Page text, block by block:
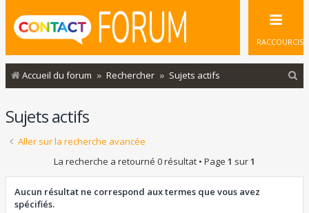
RACCOURCIS
Accueil du forum Rechercher Sujets actifs
Sujets actifs
Aller sur la recherche avancée
La recherche a retourné 0 résultat • Page 1 sur1
Aucun résultat ne correspond aux termes que vous avez
spécifiés.